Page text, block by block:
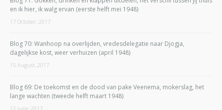
en ik hier, ik walg ervan (eerste helft mei 1948)
17 October, 2017
Blog 70: Wanhoop na overlijden, vredesdelegatie naar Djogja,
dagelijkse kost, weer verhuizen (april 1948)
15 August, 2017
Blog 69: De toekomst en de dood van pake Veenema, mokerslag, het
lange wachten (tweede helft maart 1948)
12 June, 2017